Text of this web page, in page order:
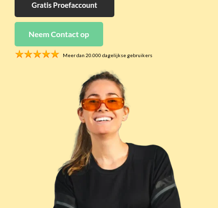
projecten
Contracten
Contractbeheer
op z'n makkelijkstMeer dan 20.000 dagelijkse gebruikers